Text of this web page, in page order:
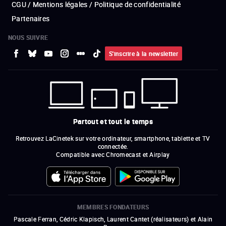
CGU / Mentions légales / Politique de confidentialité
Partenaires
NOUS SUIVRE
S'inscrire à la newsletter
Partout et tout le temps
Retrouvez LaCinetek sur votre ordinateur, smartphone, tablette et TV
connectée.
Compatible avec Chromecast et Airplay
MEMBRES FONDATEURS
Pascale Ferran, Cédric Klapisch, Laurent Cantet (réalisateurs) et Alain